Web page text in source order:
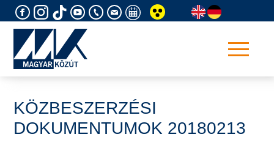
to
KÖZBESZERZÉSI
DOKUMENTUMOK 20180213